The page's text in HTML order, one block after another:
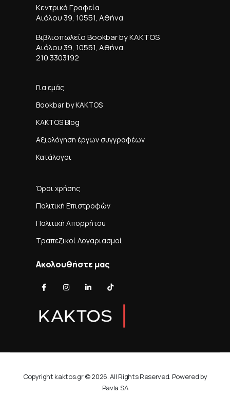
Κεντρικά Γραφεία
Αιόλου 39, 10551, Αθήνα
Βιβλιοπωλείο Bookbar by KAKTOS
Αιόλου 39, 10551, Αθήνα
210 3303192
Για εμάς
Bookbar by KAKTOS
KAKTOS Blog
Αξιολόγηση έργων συγγραφέων
Κατάλογοι
Όροι χρήσης
Πολιτική Επιστροφών
Πολιτική Απορρήτου
Τραπεζικοί Λογαριασμοί
Ακολουθήστε μας
Copyright kaktos.gr © 2026. All Rights Reserved. Powered by
Pavla SA